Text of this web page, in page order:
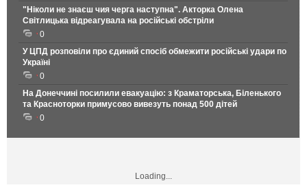
"Ніколи не знаєш чия черга наступна". Акторка Олена
Світлицька відреагувала на російські обстріли
0
У ЦПД розповіли про єдиний спосіб обмежити російські удари по
Україні
0
На Донеччині посилили евакуацію: з Краматорська, Біленького
та Красноторки примусово вивезуть понад 500 дітей
0
Loading...